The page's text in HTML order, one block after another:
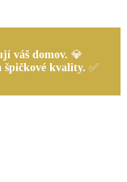
váš domov. 💎
špičkové kvality. ✅